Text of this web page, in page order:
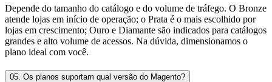
Depende do tamanho do catálogo e do volume de tráfego. O Bronze
atende lojas em início de operação; o Prata é o mais escolhido por
lojas em crescimento; Ouro e Diamante são indicados para catálogos
grandes e alto volume de acessos. Na dúvida, dimensionamos o
plano ideal com você.
05. Os planos suportam qual versão do Magento?